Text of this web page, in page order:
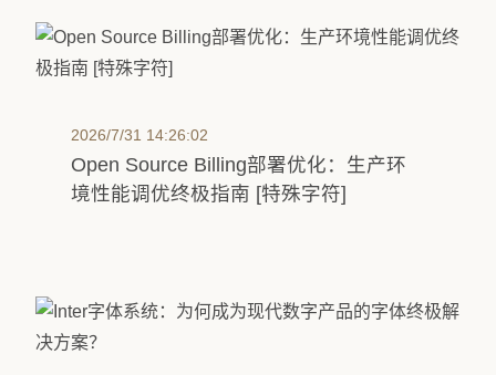
2026/7/31 14:26:02
Open Source Billing部署优化：生产环
境性能调优终极指南 [特殊字符]